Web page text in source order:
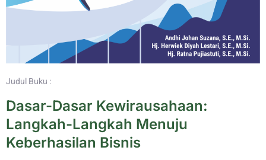
Judul Buku :
Dasar-Dasar Kewirausahaan:
Langkah-Langkah Menuju
Keberhasilan Bisnis